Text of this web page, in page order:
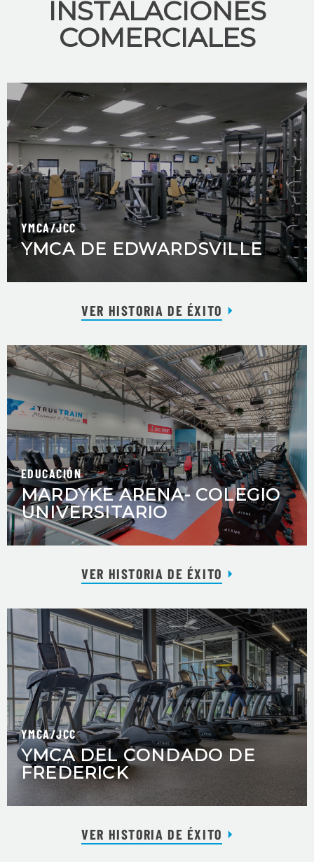
INSTALACIONES
COMERCIALES
YMCA/JCC
YMCA DE EDWARDSVILLE
VER HISTORIA DE ÉXITO
EDUCACIÓN
MARDYKE ARENA- COLEGIO
UNIVERSITARIO
VER HISTORIA DE ÉXITO
YMCA/JCC
YMCA DEL CONDADO DE
FREDERICK
VER HISTORIA DE ÉXITO